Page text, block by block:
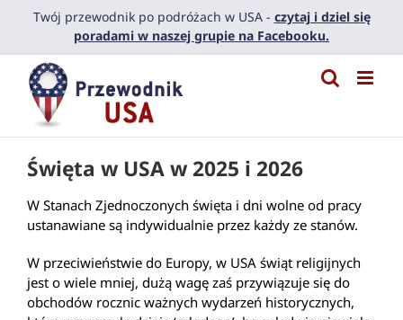
PrzejdźTwój przewodnik po podróżach w USA - czytaj i dziel się
poradami w naszej grupie na Facebooku.
Święta w USA w 2025 i 2026
W Stanach Zjednoczonych święta i dni wolne od pracy
ustanawiane są indywidualnie przez każdy ze stanów.
W przeciwieństwie do Europy, w USA świąt religijnych
jest o wiele mniej, dużą wagę zaś przywiązuje się do
obchodów rocznic ważnych wydarzeń historycznych,